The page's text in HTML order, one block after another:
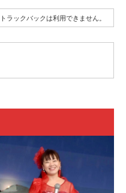
トラックバックは利用できません。